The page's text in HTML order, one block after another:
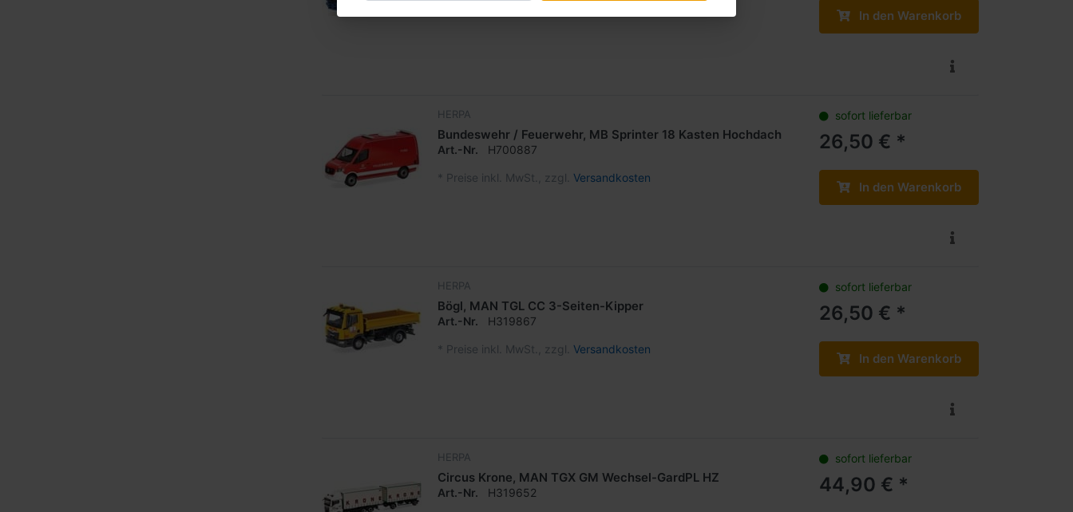
In den Warenkorb
HERPA
Bundeswehr / Feuerwehr, MB Sprinter 18 Kasten Hochdach
Art.-Nr. H700887
* Preise inkl. MwSt., zzgl. Versandkosten
sofort lieferbar
26,50 € *
In den Warenkorb
HERPA
Bögl, MAN TGL CC 3-Seiten-Kipper
Art.-Nr. H319867
* Preise inkl. MwSt., zzgl. Versandkosten
sofort lieferbar
26,50 € *
In den Warenkorb
HERPA
Circus Krone, MAN TGX GM Wechsel-GardPL HZ
Art.-Nr. H319652
sofort lieferbar
44,90 € *